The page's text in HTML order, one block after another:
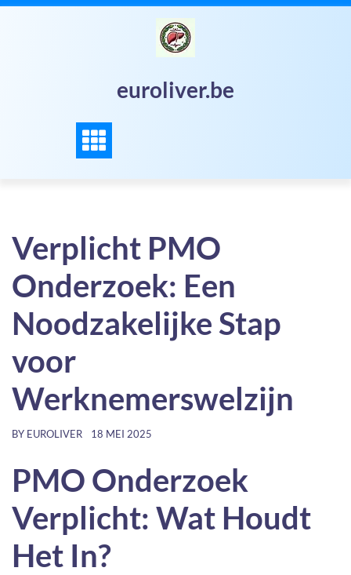
Skip
euroliver.be
Verplicht PMO
Onderzoek: Een
Noodzakelijke Stap
voor
Werknemerswelzijn
BY EUROLIVER 18 MEI 2025
PMO Onderzoek
Verplicht: Wat Houdt
Het In?